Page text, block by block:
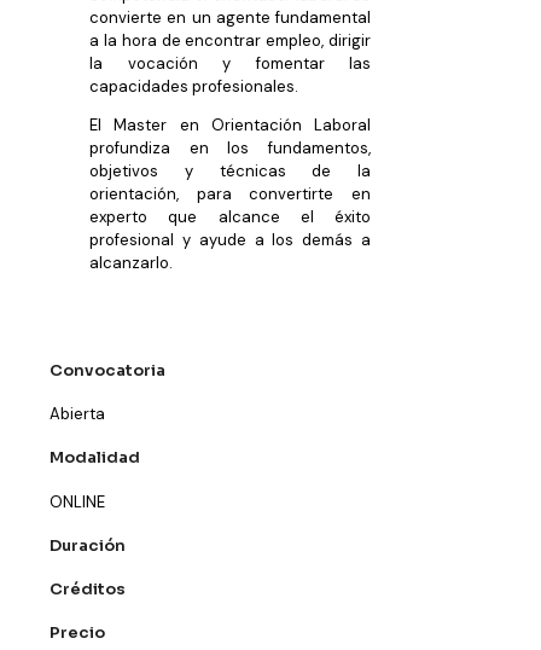
convierte en un agente fundamental
a la hora de encontrar empleo, dirigir
la vocación y fomentar las
capacidades profesionales.
El Master en Orientación Laboral
profundiza en los fundamentos,
objetivos y técnicas de la
orientación, para convertirte en
experto que alcance el éxito
profesional y ayude a los demás a
alcanzarlo.
Convocatoria
Abierta
Modalidad
ONLINE
Duración
Créditos
Precio